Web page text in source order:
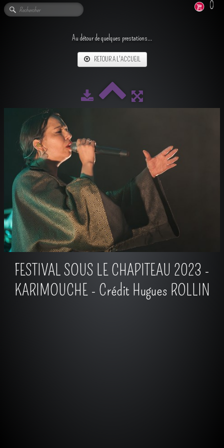
0
Au détour de quelques prestations...
RETOUR A L'ACCUEIL
FESTIVAL SOUS LE CHAPITEAU 2023 -
KARIMOUCHE - Crédit Hugues ROLLIN